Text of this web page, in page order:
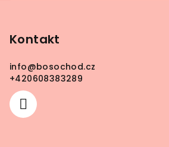
Kontakt
info@bosochod.cz
+420608383289